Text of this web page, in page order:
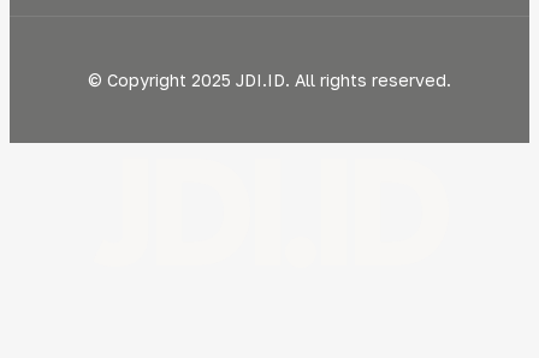
© Copyright 2025 JDI.ID. All rights reserved.